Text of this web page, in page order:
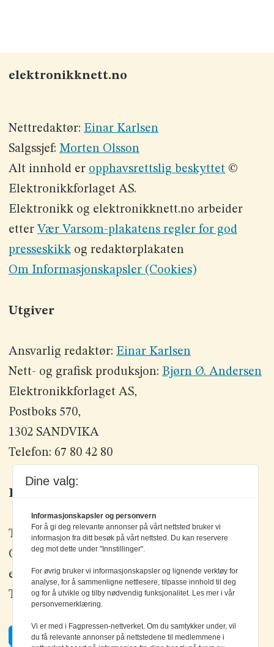
elektronikknett.no
Nettredaktør: Einar Karlsen
Salgssjef: Morten Olsson
Alt innhold er opphavsrettslig beskyttet©
Elektronikkforlaget AS.
Elektronikk og elektronikknett.no arbeider
etter Vær Varsom-plakatens regler for god
presseskikkog redaktørplakaten
Om Informasjonskapsler (Cookies)
Utgiver
Ansvarlig redaktør: Einar Karlsen
Nett- og grafisk produksjon: Bjørn Ø. Andersen
Elektronikkforlaget AS,
Postboks 570,
1302 SANDVIKA
Telefon: 67 80 42 80
Kontakt oss
Tlf: +47 67 80 42 80
Olav Brunborgs vei 6, 1396 Billingstad
epost: elektronikk@elektronikkforlaget.no
Tips oss:tips@elektronikkforlaget.no
Facebook
Dine valg:
Informasjonskapsler og personvern
For å gi deg relevante annonser på vårt nettsted bruker vi
informasjon fra ditt besøk på vårt nettsted. Du kan reservere
deg mot dette under "Innstillinger".
For øvrig bruker vi informasjonskapsler og lignende verktøy for
analyse, for å sammenligne nettlesere, tilpasse innhold til deg
og for å utvikle og tilby nødvendig funksjonalitet. Les mer i vår
personvernerklæring.
Vi er med i Fagpressen-nettverket. Om du samtykker under, vil
du få relevante annonser på nettstedene til medlemmene i